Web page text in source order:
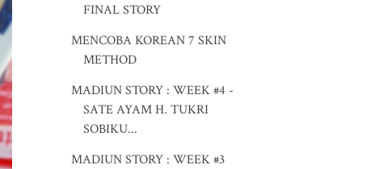
FINAL STORY
MENCOBA KOREAN 7 SKIN
METHOD
MADIUN STORY : WEEK #4 -
SATE AYAM H. TUKRI
SOBIKU...
MADIUN STORY : WEEK #3